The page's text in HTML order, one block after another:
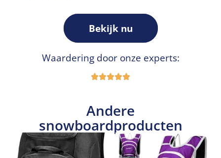
Bekijk nu
Waardering door onze experts:
Andere
snowboardproducten